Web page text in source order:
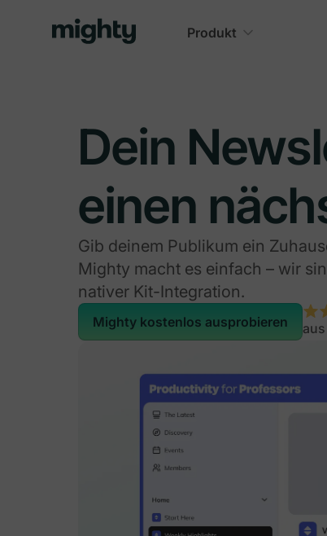
Produkt
Dein
einen
Gib deinem Publikum ein
Mighty macht es einfach – wir
nativer Kit-Integration.
Mighty kostenlos ausprobieren